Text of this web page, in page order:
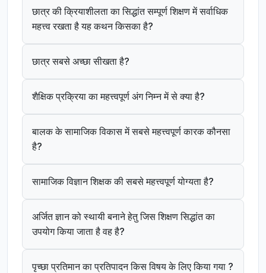
छात्र की क्रियाशीलता का सिद्धांत सम्पूर्ण शिक्षण में सर्वाधिक
महत्त्व रखता है यह कथन किसका है?
छात्र सबसे अच्छा सीखता है?
शैक्षिक प्रक्रिया का महत्त्वपूर्ण अंग निम्न में से क्या है?
बालक के सामाजिक विकास में सबसे महत्त्वपूर्ण कारक कौनसा
है?
सामाजिक विज्ञान शिक्षक की सबसे महत्त्वपूर्ण योग्यता है?
अर्जित ज्ञान को स्थायी बनाने हेतु जिस शिक्षण सिद्धांत का
उपयोग किया जाता है वह है?
पृच्छा प्रतिमान का प्रतिपादन किस विषय के लिए किया गया ?